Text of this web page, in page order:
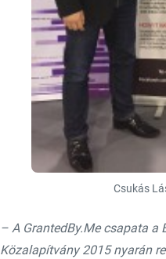
Csukás
– A GrantedBy.Me csapata
Közalapítvány 2015 nyarán